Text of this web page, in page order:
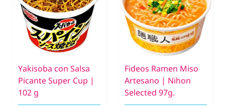
Yakisoba con Salsa
Picante Super Cup |
102 g
Fideos Ramen Miso
Artesano | Nihon
Selected 97g.